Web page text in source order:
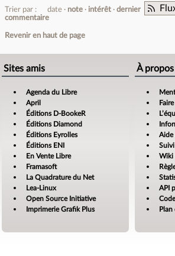
Trier par : date note intérêt
dernier
commentaire
Revenir en haut de page
Sites amis
Agenda du Libre
April
Éditions D-BookeR
Éditions Diamond
Éditions Eyrolles
Éditions ENI
En Vente Libre
Framasoft
La Quadrature du Net
Lea-Linux
Open Source Initiative
Imprimerie Grafik Plus
À
Aide
Suivi
Wiki
API
Plan